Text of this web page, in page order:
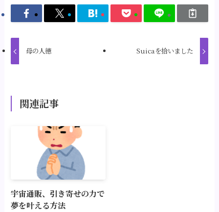
母の人徳 Suicaを拾いました
関連記事
宇宙通販、引き寄せの力で
夢を叶える方法